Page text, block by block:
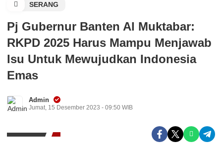
SERANG
Pj Gubernur Banten Al Muktabar:
RKPD 2025 Harus Mampu Menjawab
Isu Untuk Mewujudkan Indonesia
Emas
Admin
Jumat, 15 Desember 2023 - 09:50 WIB